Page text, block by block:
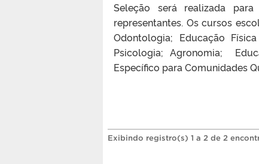
Seleção será realizada
representantes. Os cursos
Odontologia; Educação
Psicologia; Agronomia;
Específico para Comunidades
Exibindo registro(s) 1 a 2 de 2